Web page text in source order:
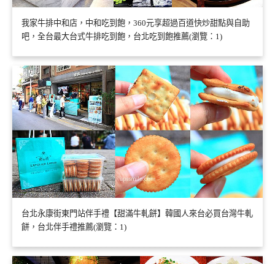
我家牛排中和店，中和吃到飽，360元享超過百道快炒甜點與自助
吧，全台最大台式牛排吃到飽，台北吃到飽推薦(瀏覽：1)
台北永康街東門站伴手禮【甜滿牛軋餅】韓國人來台必買台灣牛軋
餅，台北伴手禮推薦(瀏覽：1)